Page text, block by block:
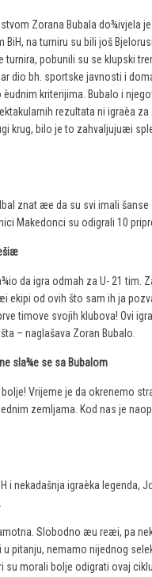
Zorana Bubala do¾ivjela
BiH, na turniru su bili još
pobunili su se klupski
dio bh. sportske javnosti i
kriterijima. Bubalo i
rezultata ni igraèa
krug, bilo je to zahvaljujuæi
znat æe da su svi imali
Makedonci su odigrali 10
da igra odmah za U- 21
ekipi od ovih što sam ih ja
timove svojih klubova! Ovi
– naglašava Zoran Bubalo.
sla¾e se sa Bubalom
Vrijeme je da okrenemo
zemljama. Kod nas je
i nekadašnja igraèka
Slobodno æu reæi, pa
pitanju, nemamo nijednog
su morali bolje odigrati ovaj